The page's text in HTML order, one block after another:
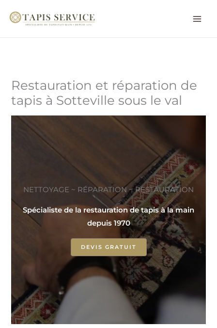
Restauration et réparation de
tapis à Sotteville sous le val
NETTOYAGE ~ RÉPARATION ~ RESTAURATION
Spécialiste de la restauration de tapis à la main
depuis 1970
DEVIS GRATUIT